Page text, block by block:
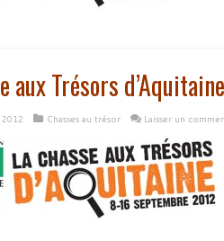
aux Trésors
Chasses au trésor Laisser un